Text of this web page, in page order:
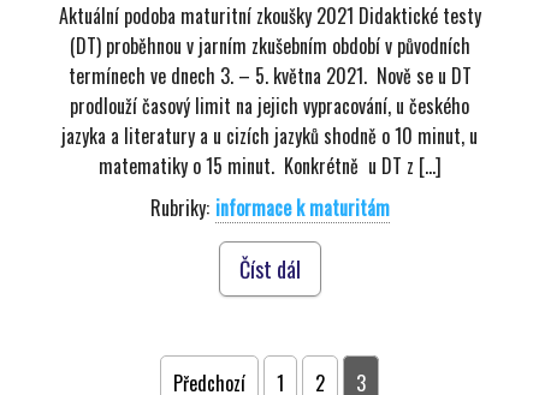
Aktuální podoba maturitní zkoušky 2021 Didaktické testy
(DT) proběhnou v jarním zkušebním období v původních
termínech ve dnech 3. – 5. května 2021. Nově se u DT
prodlouží časový limit na jejich vypracování, u českého
jazyka a literatury a u cizích jazyků shodně o 10 minut, u
matematiky o 15 minut. Konkrétně u DT z […]
Rubriky: informace k maturitám
Číst dál
Předchozí 1 2 3